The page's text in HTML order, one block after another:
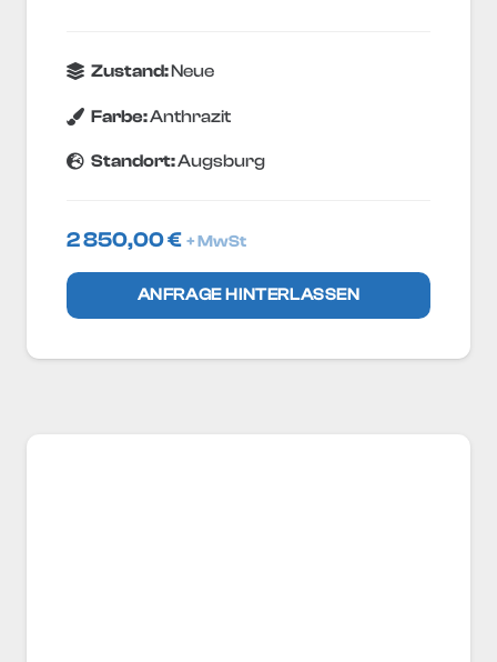
Zustand:Neue
Farbe:Anthrazit
Standort:Augsburg
2 850,00€ + MwSt
ANFRAGE HINTERLASSEN